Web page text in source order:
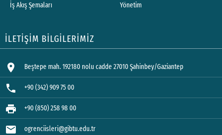
İş Akış Şemaları
Yönetim
İLETİŞİM BİLGİLERİMİZ
location_on Beştepe mah. 192180 nolu cadde 27010 Şahinbey/Gaziantep
phone +90 (342) 909 75 00
print +90 (850) 258 98 00
mail ogrenciisleri@gibtu.edu.tr